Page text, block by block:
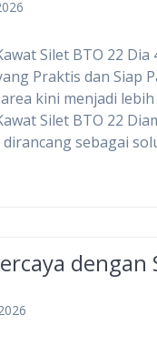
Silet BTO 22 Dia
Praktis dan Siap
kini menjadi
Silet BTO 22
dirancang sebagai
dengan